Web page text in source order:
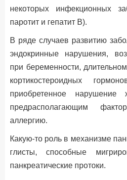
некоторых инфекционных
паротит и гепатит В).
В ряде случаев развитию
эндокринные нарушения,
при беременности,
кортикостероидных
приобретенное
предрасполагающим
аллергию.
Какую-то роль в механизме
глисты, способные
панкреатические протоки.